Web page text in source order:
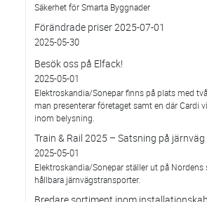
Säkerhet för Smarta Byggnader
Förändrade priser 2025-07-01
2025-05-30
Besök oss på Elfack!
2025-05-01
Elektroskandia/Sonepar finns på plats med
man presenterar företaget samt en där Cardi
inom belysning.
Train & Rail 2025 – Satsning på järnväg
2025-05-01
Elektroskandia/Sonepar ställer ut på
hållbara järnvägstransporter.